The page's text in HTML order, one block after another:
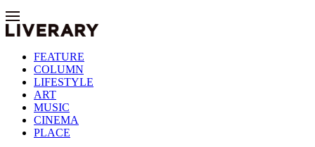
FEATURE
COLUMN
LIFESTYLE
ART
MUSIC
CINEMA
PLACE